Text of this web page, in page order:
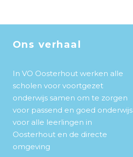
Ons verhaal
In VO Oosterhout werken alle
scholen voor voortgezet
onderwijs samen om te zorgen
voor passend en goed onderwijs
voor alle leerlingen in
Oosterhout en de directe
omgeving